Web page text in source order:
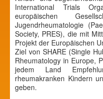
International Trials
europäischen
Jugendrheumatologie
Society, PRES), die mit
Projekt der Europäischen
Ziel von SHARE (Single
Rheumatology in Europe,
jedem Land
rheumakranken Kindern
geben.